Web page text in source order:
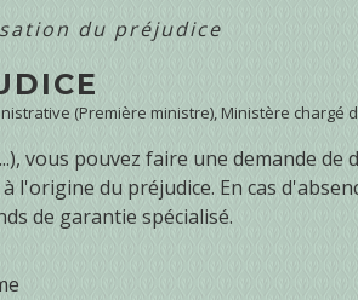
du préjudice
(Première ministre), Ministère chargé
vous pouvez faire une demande de
du préjudice. En cas
de garantie spécialisé.